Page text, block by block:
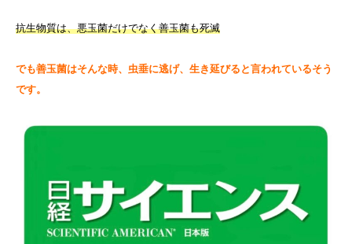
抗生物質は、悪玉菌だけでなく善玉菌も死滅
でも善玉菌はそんな時、虫垂に逃げ、生き延びると言われているそう
です。